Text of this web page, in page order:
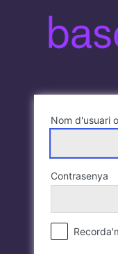
Nom d'usuari
Contrasenya